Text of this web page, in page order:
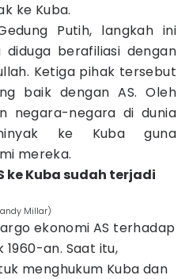
ke Kuba.
Putih, langkah ini
berafiliasi dengan
Ketiga pihak tersebut
baik dengan AS. Oleh
negara-negara di dunia
ke Kuba guna
mereka.
ke Kuba sudah terjadi
Millar)
ekonomi AS terhadap
1960-an. Saat itu,
menghukum Kuba dan